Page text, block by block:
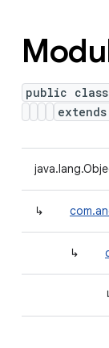
public class
extends
↳
↳